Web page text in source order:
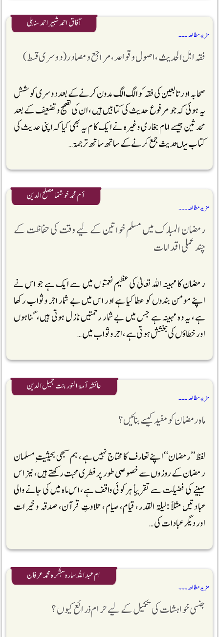
آفاق احمد شبیر احمد سنابلی
فقہ اہل الحدیث، اصول وقواعد ،مراجع و مصادر(دوسری قسط)
صحابہ اور تابعین کی فقہ کو الگ الگ مدون کرنے کے بعد دوسری کو شش
یہ ہوئی کہ جو مرفوع حدیث کی کتابیں ہیں ، ان کی تصحیح و تضعیف کے بعد
محدثین جیسے امام بخاری وغیرہ نے ایک کا م یہ بھی کیاکہ اپنی حدیث کی
کتاب میںحدیث جمع کرنے کے ساتھ ساتھ ترجمۃ …
مزید مطالعہ ۔۔۔
أم محمد خوشنما مصلح الدین
رمضان المبارک میں مسلم خواتین کے لیے وقت کی حفاظت کے
چند عملی اقدامات
رمضان کا مہینہ اللہ تعالیٰ کی عظیم نعمتوں میں سے ایک ہے جو اس نے
اپنے مومن بندوں کو عطا کیا ہے اور اس میں بے شمار اجر و ثواب رکھا
ہے، یہ وہ مہینہ ہے جس میں بے شمار رحمتیں نازل ہوتی ہیں، گناہوں
اور خطاؤں کی بخشش ہوتی ہے، اجر و ثواب میں …
مزید مطالعہ ۔۔۔
عائشہ أمۃ النور بنت جمیل الدین
ماہ رمضان کو مفید کیسے بنائیں؟
لفظ ’’رمضان‘‘ اپنے تعارف کا محتاج نہیں ہے، ہم سبھی بحیثیت ِمسلمان
رمضان کے روزوں سے خصوصی طور پر فطری محبت رکھتے ہیں، نیز اس
مہینے کی فضیلت سے تقریباً ہر کوئی واقف ہے، اس ماہ میں کی جانے والی
عبادتیں مثلاً :لیلۃ القدر، قیام، صیام، تلاوتِ قرآن، صدقہ و خیرات
اور دیگر عبادات کی …
مزید مطالعہ ۔۔۔
ام عبداللہ سارہ مبشّرہ محمد عرفان
جنسی خواہشات کی تکمیل کے لیے حرام ذرائع کیوں؟
مزید مطالعہ ۔۔۔